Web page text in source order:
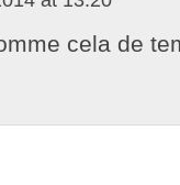
cela de